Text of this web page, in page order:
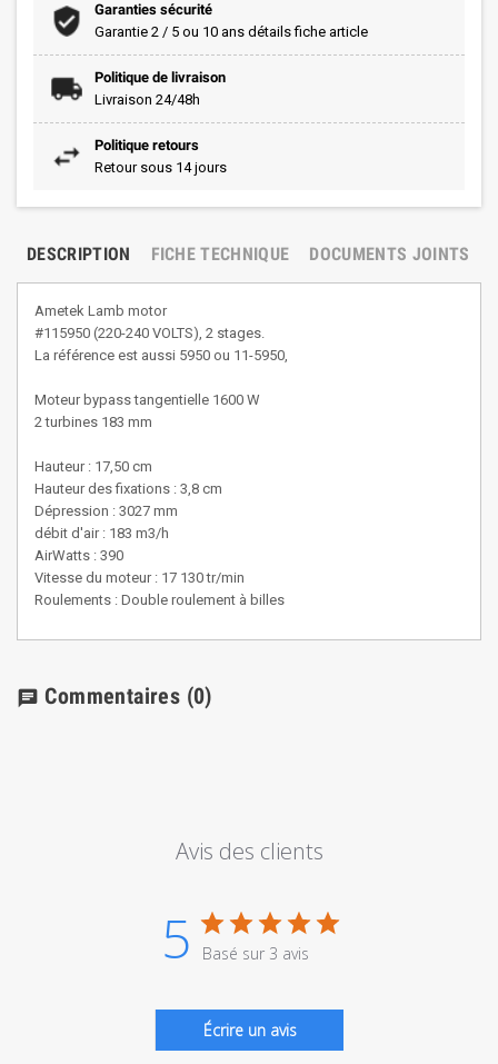
Garanties sécurité
Garantie 2 / 5 ou 10 ans détails fiche article
Politique de livraison
Livraison 24/48h
Politique retours
Retour sous 14 jours
DESCRIPTION FICHE TECHNIQUE DOCUMENTS JOINTS
Ametek Lamb motor
#115950 (220-240 VOLTS), 2 stages.
La référence est aussi 5950 ou 11-5950,
Moteur bypass tangentielle 1600 W
2 turbines 183 mm
Hauteur : 17,50 cm
Hauteur des fixations : 3,8 cm
Dépression : 3027 mm
débit d'air : 183 m3/h
AirWatts : 390
Vitesse du moteur : 17 130 tr/min
Roulements : Double roulement à billes
chat Commentaires (0)
Avis des clients
5 Basé sur 3 avis
Écrire un avis